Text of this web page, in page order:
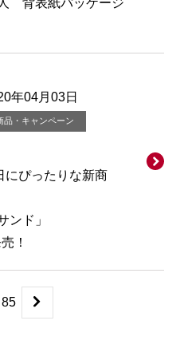
背表紙パッケージ
年04月03日
品・キャンペーン
にぴったりな新商
ンド」
！